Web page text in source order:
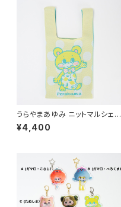
うらやまあゆみ ニットマルシェバ
ッグ (Perokuma）
¥4,400